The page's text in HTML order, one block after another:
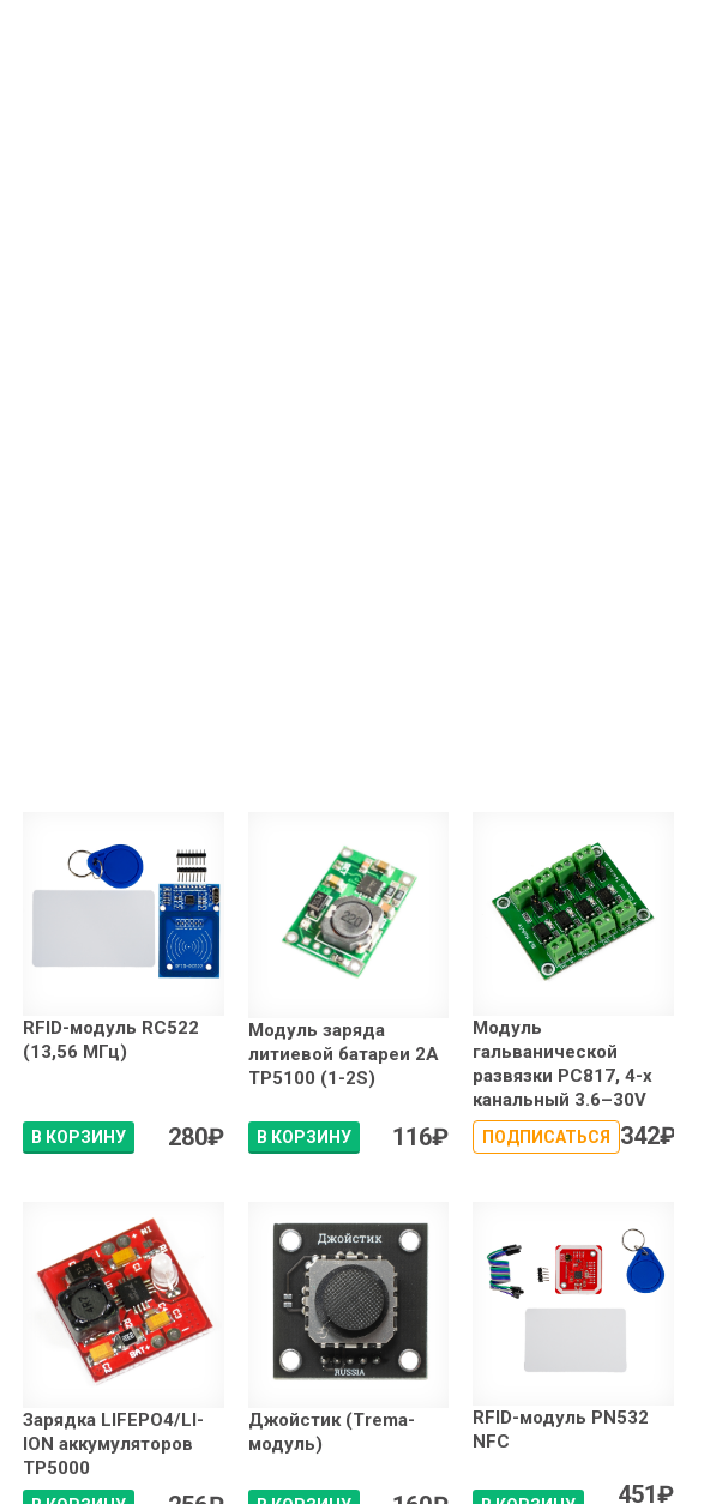
RFID-модуль RC522
(13,56 МГц)
В КОРЗИНУ 280₽
Модуль заряда
литиевой батареи 2А
TP5100 (1-2S)
В КОРЗИНУ 116₽
Модуль
гальванической
развязки PC817, 4-х
канальный 3.6–30V
ПОДПИСАТЬСЯ 342₽
Зарядка LIFEPO4/LI-
ION аккумуляторов
TP5000
Джойстик (Trema-
модуль)
RFID-модуль PN532
NFC
451₽